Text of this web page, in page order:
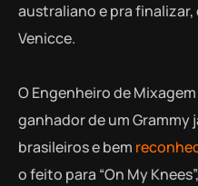
australiano e pra finalizar,
Venicce.
O Engenheiro de
ganhador de um Grammy
brasileiros e bem
o feito para “On My